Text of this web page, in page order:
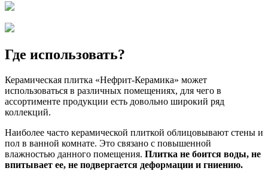
Где использовать?
Керамическая плитка «Нефрит-Керамика» может
использоваться в различных помещениях, для чего в
ассортименте продукции есть довольно широкий ряд
коллекций.
Наиболее часто керамической плиткой облицовывают стены и
пол в ванной комнате. Это связано с повышенной
влажностью данного помещения. Плитка не боится воды, не
впитывает ее, не подвергается деформации и гниению.